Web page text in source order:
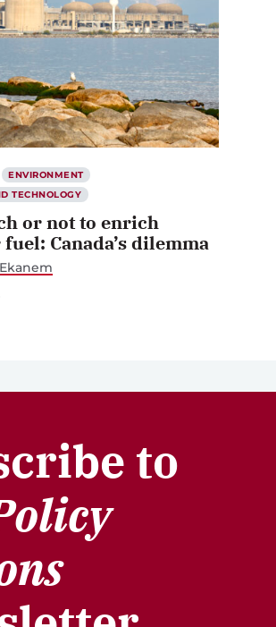
ENVIRONMENT
TECHNOLOGY
or not to enrich
Canada’s dilemma
to